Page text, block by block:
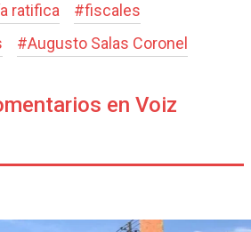
ratifica #fiscales
#Augusto Salas Coronel
en Voiz